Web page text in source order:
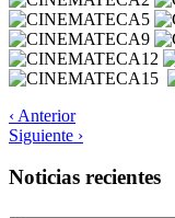
‹ Anterior
Siguiente ›
Noticias recientes